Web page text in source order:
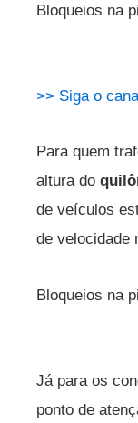
Bloqueios na
>> Siga o
Para quem
altura do
de veículos
de velocidade
Bloqueios na
Já para os
ponto de